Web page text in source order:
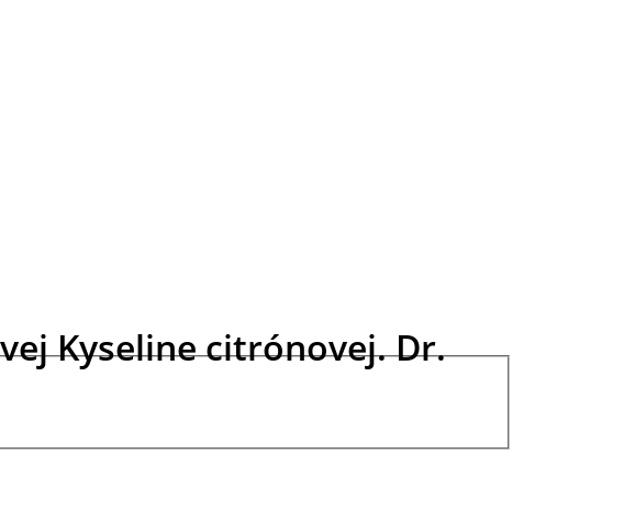
Kyseline citrónovej. Dr.